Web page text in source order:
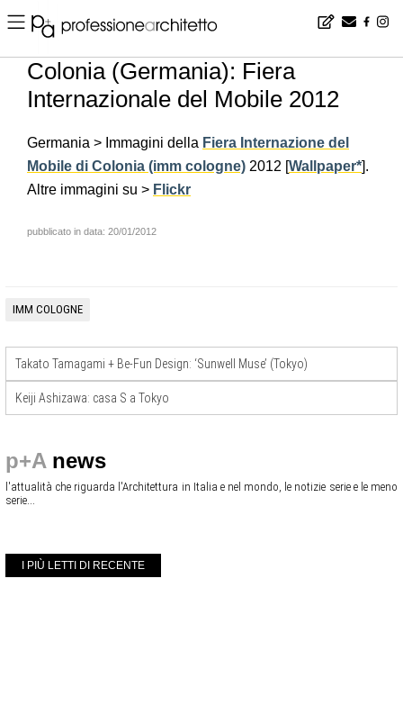
Home ▪ news ▪ it ▪ Colonia (Germania): Fiera Internazionale del Mobile 2012
Colonia (Germania): Fiera
Internazionale del Mobile 2012
Germania > Immagini della Fiera Internazione del
Mobile di Colonia (imm cologne) 2012 [Wallpaper*].
Altre immagini su > Flickr
pubblicato in data: 20/01/2012
IMM COLOGNE
Takato Tamagami + Be-Fun Design: ‘Sunwell Muse’ (Tokyo)
Keiji Ashizawa: casa S a Tokyo
p+A news
l'attualità che riguarda l'Architettura in Italia e nel mondo, le notizie serie e le meno
serie...
I PIÙ LETTI DI RECENTE